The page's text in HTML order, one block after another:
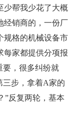
少帮我少花了大概
销商的，一份厂
规格的机械设备市
每家都提供分项报
要，很多纠纷就
三步，拿着A家的
”反复两轮，基本